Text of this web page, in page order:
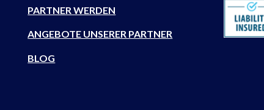
PARTNER WERDEN
ANGEBOTE UNSERER PARTNER
BLOG